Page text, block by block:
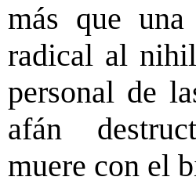
más que
radical al
personal de
afán
muere con el